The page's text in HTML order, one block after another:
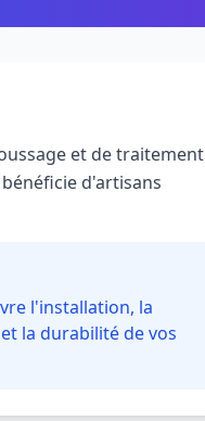
et de traitement
d'artisans
l'installation, la
la durabilité de vos